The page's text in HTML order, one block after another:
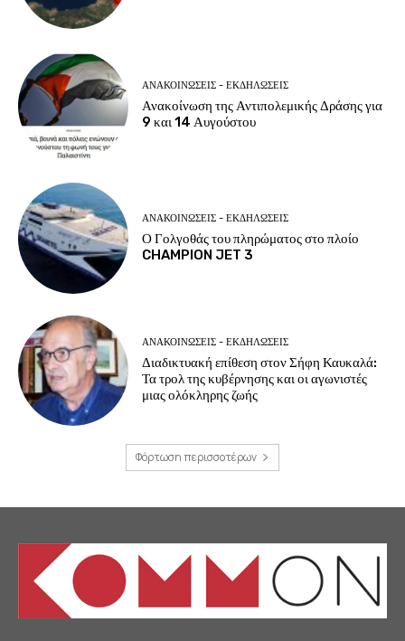
ΑΝΑΚΟΙΝΩΣΕΙΣ - ΕΚΔΗΛΩΣΕΙΣ
Ανακοίνωση της Αντιπολεμικής Δράσης για
9 και 14 Αυγούστου
ΑΝΑΚΟΙΝΩΣΕΙΣ - ΕΚΔΗΛΩΣΕΙΣ
Ο Γολγοθάς του πληρώματος στο πλοίο
CHAMPION JET 3
ΑΝΑΚΟΙΝΩΣΕΙΣ - ΕΚΔΗΛΩΣΕΙΣ
Διαδικτυακή επίθεση στον Σήφη Καυκαλά:
Τα τρολ της κυβέρνησης και οι αγωνιστές
μιας ολόκληρης ζωής
Φόρτωση περισσοτέρων